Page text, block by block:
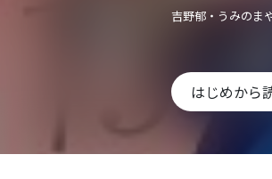
吉野郁・うみのま
はじめから